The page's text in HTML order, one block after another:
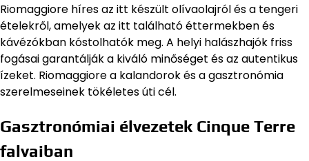
Riomaggiore híres az itt készült olívaolajról és a tengeri
ételekről, amelyek az itt található éttermekben és
kávézókban kóstolhatók meg. A helyi halászhajók friss
fogásai garantálják a kiváló minőséget és az autentikus
ízeket. Riomaggiore a kalandorok és a gasztronómia
szerelmeseinek tökéletes úti cél.
Gasztronómiai élvezetek Cinque Terre
falvaiban